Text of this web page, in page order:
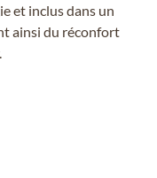
et inclus dans un
ainsi du réconfort